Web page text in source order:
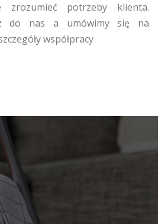
zrozumieć potrzeby klienta.
do nas a umówimy się na
współpracy